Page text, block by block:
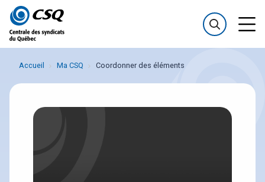
Passer
au
menu
Passer
au
contenu
Accueil Ma CSQ Coordonner des éléments